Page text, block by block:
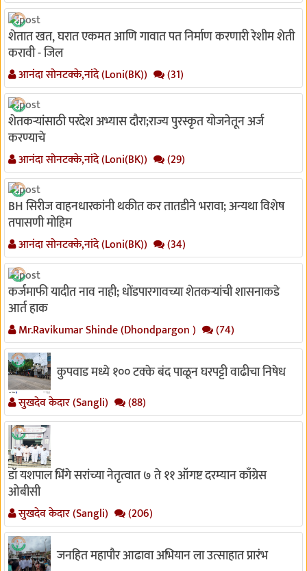
शेतात खत, घरात एकमत आणि गावात पत निर्माण करणारी रेशीम शेती
करावी - जिल
आनंदा सोनटक्के,नांदे (Loni(BK)) (31)
शेतकऱ्यांसाठी परदेश अभ्यास दौरा;राज्य पुरस्कृत योजनेतून अर्ज
करण्याचे
आनंदा सोनटक्के,नांदे (Loni(BK)) (29)
BH सिरीज वाहनधारकांनी थकीत कर तातडीने भरावा; अन्यथा विशेष
तपासणी मोहिम
आनंदा सोनटक्के,नांदे (Loni(BK)) (34)
कर्जमाफी यादीत नाव नाही; धोंडपारगावच्या शेतकऱ्यांची शासनाकडे
आर्त हाक
Mr.Ravikumar Shinde (Dhondpargon ) (74)
कुपवाड मध्ये १०० टक्के बंद पाळून घरपट्टी वाढीचा निषेध
सुखदेव केदार (Sangli) (88)
डॉ यशपाल भिंगे सरांच्या नेतृत्वात ७ ते ११ ऑगष्ट दरम्यान काँग्रेस
ओबीसी
सुखदेव केदार (Sangli) (206)
जनहित महापौर आढावा अभियान ला उत्साहात प्रारंभ